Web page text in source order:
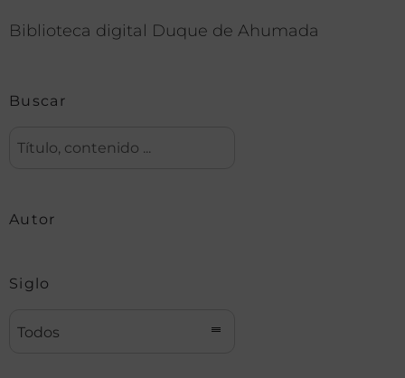
Biblioteca digital Duque de Ahumada
Buscar
Autor
Siglo
Todos